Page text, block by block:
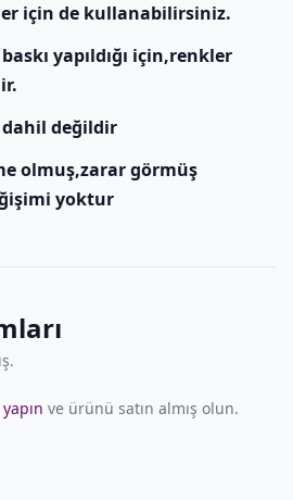
için de kullanabilirsiniz.
yapıldığı için,renkler
değildir
olmuş,zarar görmüş
yoktur
ve ürünü satın almış olun.